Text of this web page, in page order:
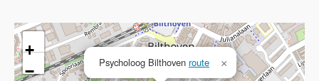
Psycholoog Bilthoven route ×
+
−